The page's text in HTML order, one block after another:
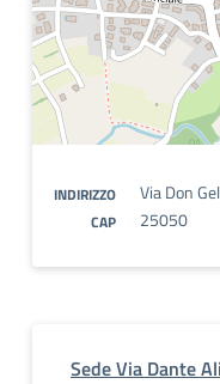
INDIRIZZO Via Don
CAP 25050
Sede Via Dante